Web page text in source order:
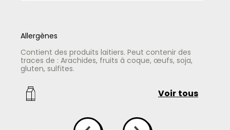
Allergènes
Contient des produits laitiers. Peut contenir des
traces de : Arachides, fruits à coque, œufs, soja,
gluten, sulfites.
Voir tous